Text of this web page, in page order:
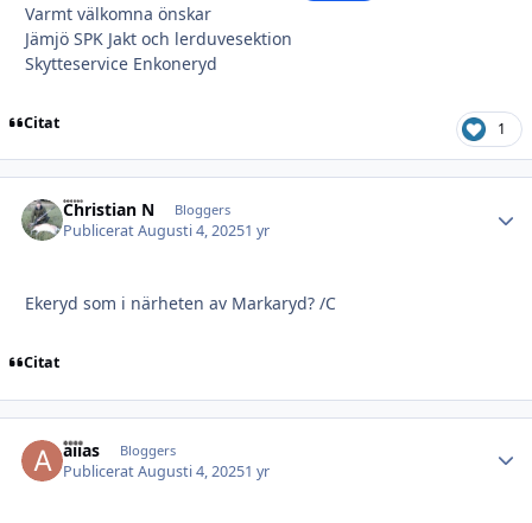
Varmt välkomna önskar
Jämjö SPK Jakt och lerduvesektion
Skytteservice Enkoneryd
Citat 1
Christian N Bloggers
PubliceratAugusti 4, 20251 yr
Ekeryd som i närheten av Markaryd? /C
Citat
alias Bloggers
PubliceratAugusti 4, 20251 yr